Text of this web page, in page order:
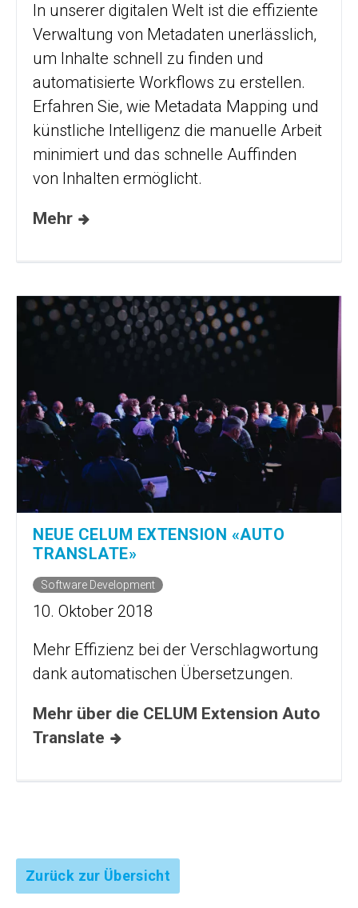
In unserer digitalen Welt ist die effiziente
Verwaltung von Metadaten unerlässlich,
um Inhalte schnell zu finden und
automatisierte Workflows zu erstellen.
Erfahren Sie, wie Metadata Mapping und
künstliche Intelligenz die manuelle Arbeit
minimiert und das schnelle Auffinden
von Inhalten ermöglicht.
Mehr
NEUE CELUM EXTENSION «AUTO
TRANSLATE»
Software Development
10. Oktober 2018
Mehr Effizienz bei der Verschlagwortung
dank automatischen Übersetzungen.
Mehr über die CELUM Extension Auto
Translate
Zurück zur Übersicht